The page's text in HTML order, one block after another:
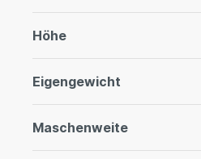
Höhe
Eigengewicht
Maschenweite